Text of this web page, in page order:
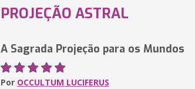
PROJEÇÃO ASTRAL
A Sagrada Projeção para os Mundos
Por OCCULTUM LUCIFERUS